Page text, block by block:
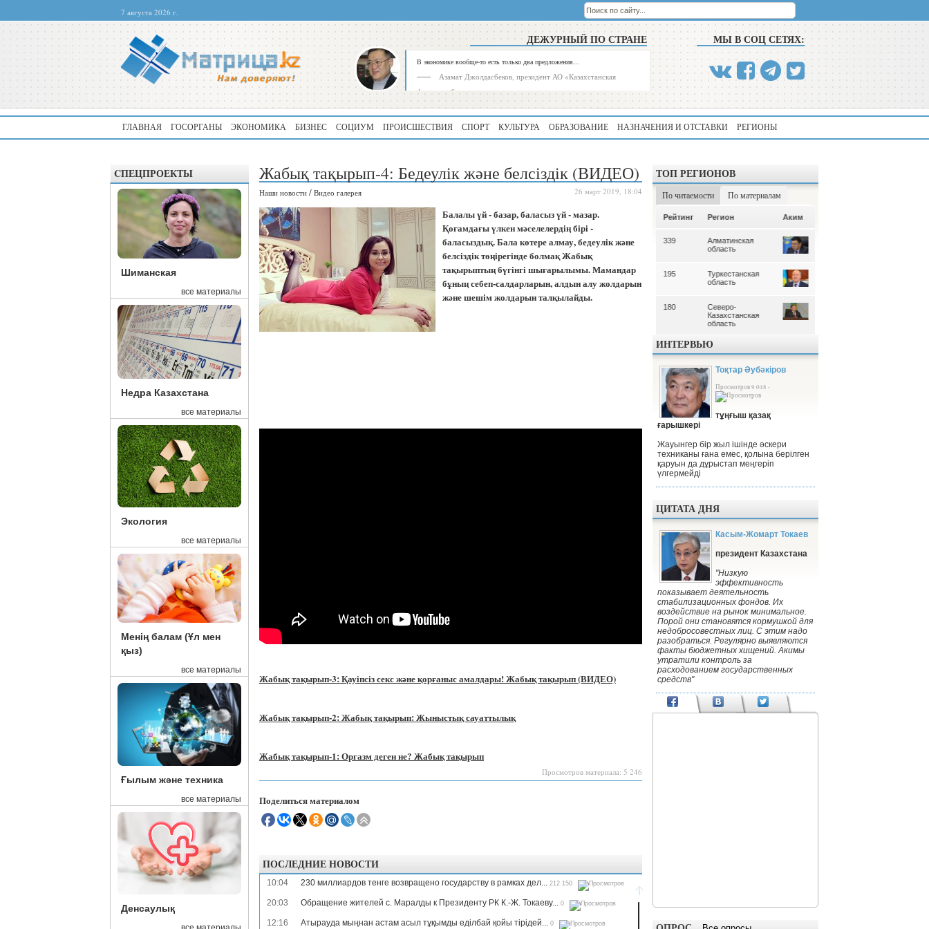
7 августа 2026 г.
ДЕЖУРНЫЙ ПО СТРАНЕ
В экономике вообще-то есть только два предложения...
Азамат Джолдасбеков, президент АО «Казахстанская
фондовая биржа»
МЫ В СОЦ СЕТЯХ:
ГЛАВНАЯ ГОСОРГАНЫ ЭКОНОМИКА БИЗНЕС СОЦИУМ ПРОИСШЕСТВИЯ СПОРТ КУЛЬТУРА ОБРАЗОВАНИЕ НАЗНАЧЕНИЯ И ОТСТАВКИ РЕГИОНЫ
CПЕЦПРОЕКТЫ
Шиманская
все материалы
Недра Казахстана
все материалы
Экология
все материалы
Менің балам (Ұл мен
қыз)
все материалы
Ғылым және техника
все материалы
Денсаулық
Жабық тақырып-4: Бедеулік және белсіздік (ВИДЕО)
Наши новости / Видео галерея 26 март 2019, 18:04
Балалы үй - базар, баласыз үй - мазар.
Қоғамдағы үлкен мәселелердің бірі -
баласыздық. Бала көтере алмау, бедеулік және
белсіздік төңірегінде болмақ Жабық
тақырыптың бүгінгі шығарылымы. Мамандар
бұның себеп-салдарларын, алдын алу жолдарын
және шешім жолдарын талқылайды.
Жабық тақырып-3: Қауіпсіз секс және қорғаныс амалдары! Жабық тақырып (ВИДЕО)
Жабық тақырып-2: Жабық тақырып: Жыныстық сауаттылық
Жабық тақырып-1: Оргазм деген не? Жабық тақырып
Просмотров материала: 5 246
Поделиться материалом
ПОСЛЕДНИЕ НОВОСТИ
10:04 230 миллиардов тенге возвращено государству в рамках дел... 212 150
20:03 Обращение жителей с. Маралды к Президенту РК К.-Ж. Токаеву... 0
12:16 Атырауда мыңнан астам асыл тұқымды еділбай қойы тірідей... 0
ТОП РЕГИОНОВ
По читаемости По материалам
Рейтинг Регион Аким
Алматинская
область
195
Туркестанская
область
180
Северо-
Казахстанская
область
Рейтинг Регион
219022
Алматинская
область
146708
Туркестанская
область
Рейтинг Регион Аким
339
Алматинская
область
195
Туркестанская
область
180
Северо-
Казахстанская
область
ИНТЕРВЬЮ
Тоқтар Әубәкіров
Просмотров 9 048 -
тұңғыш қазақ
ғарышкері
Жауынгер бір жыл ішінде әскери
техниканы ғана емес, қолына берілген
қаруын да дұрыстап меңгеріп
үлгермейді
ЦИТАТА ДНЯ
Касым-Жомарт Токаев
президент Казахстана
"Низкую
эффективность
показывает деятельность
стабилизационных фондов. Их
воздействие на рынок минимальное.
Порой они становятся кормушкой для
недобросовестных лиц. С этим надо
разобраться. Регулярно выявляются
факты бюджетных хищений. Акимы
утратили контроль за
расходованием государственных
средств"